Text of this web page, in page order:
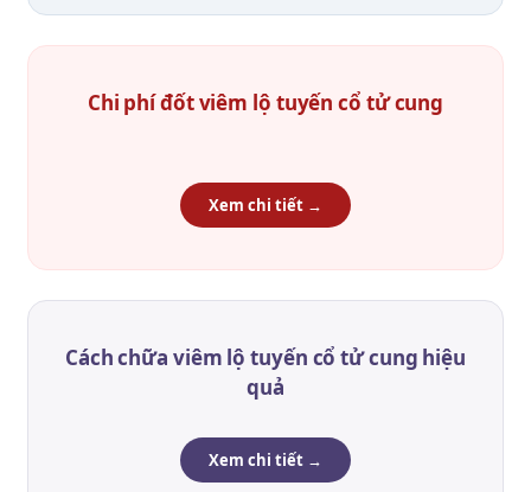
Chi phí đốt viêm lộ tuyến cổ tử cung
Xem chi tiết →
Cách chữa viêm lộ tuyến cổ tử cung hiệu
quả
Xem chi tiết →